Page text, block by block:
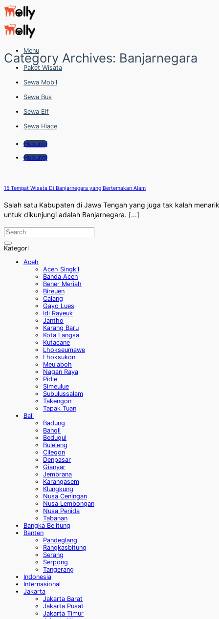
Skip
to
content
Menu
Paket Wisata
Sewa Mobil
Sewa Bus
Sewa Elf
Sewa Hiace
Hubungi
Hubungi
Category Archives: Banjarnegara
15 Tempat Wisata Di Banjarnegara yang Bertemakan Alam
Salah satu Kabupaten di Jawa Tengah yang juga tak kalah menarik
untuk dikunjungi adalah Banjarnegara. [...]
Kategori
Aceh
Aceh Singkil
Banda Aceh
Bener Meriah
Bireuen
Calang
Gayo Lues
Idi Rayeuk
Jantho
Karang Baru
Kota Langsa
Kutacane
Lhokseumawe
Lhoksukon
Meulaboh
Nagan Raya
Pidie
Simeulue
Subulussalam
Takengon
Tapak Tuan
Bali
Badung
Bangli
Bedugul
Buleleng
Cilegon
Denpasar
Gianyar
Jembrana
Karangasem
Klungkung
Nusa Ceningan
Nusa Lembongan
Nusa Penida
Tabanan
Bangka Belitung
Banten
Pandeglang
Rangkasbitung
Serang
Serpong
Tangerang
Indonesia
Internasional
Jakarta
Jakarta Barat
Jakarta Pusat
Jakarta Timur